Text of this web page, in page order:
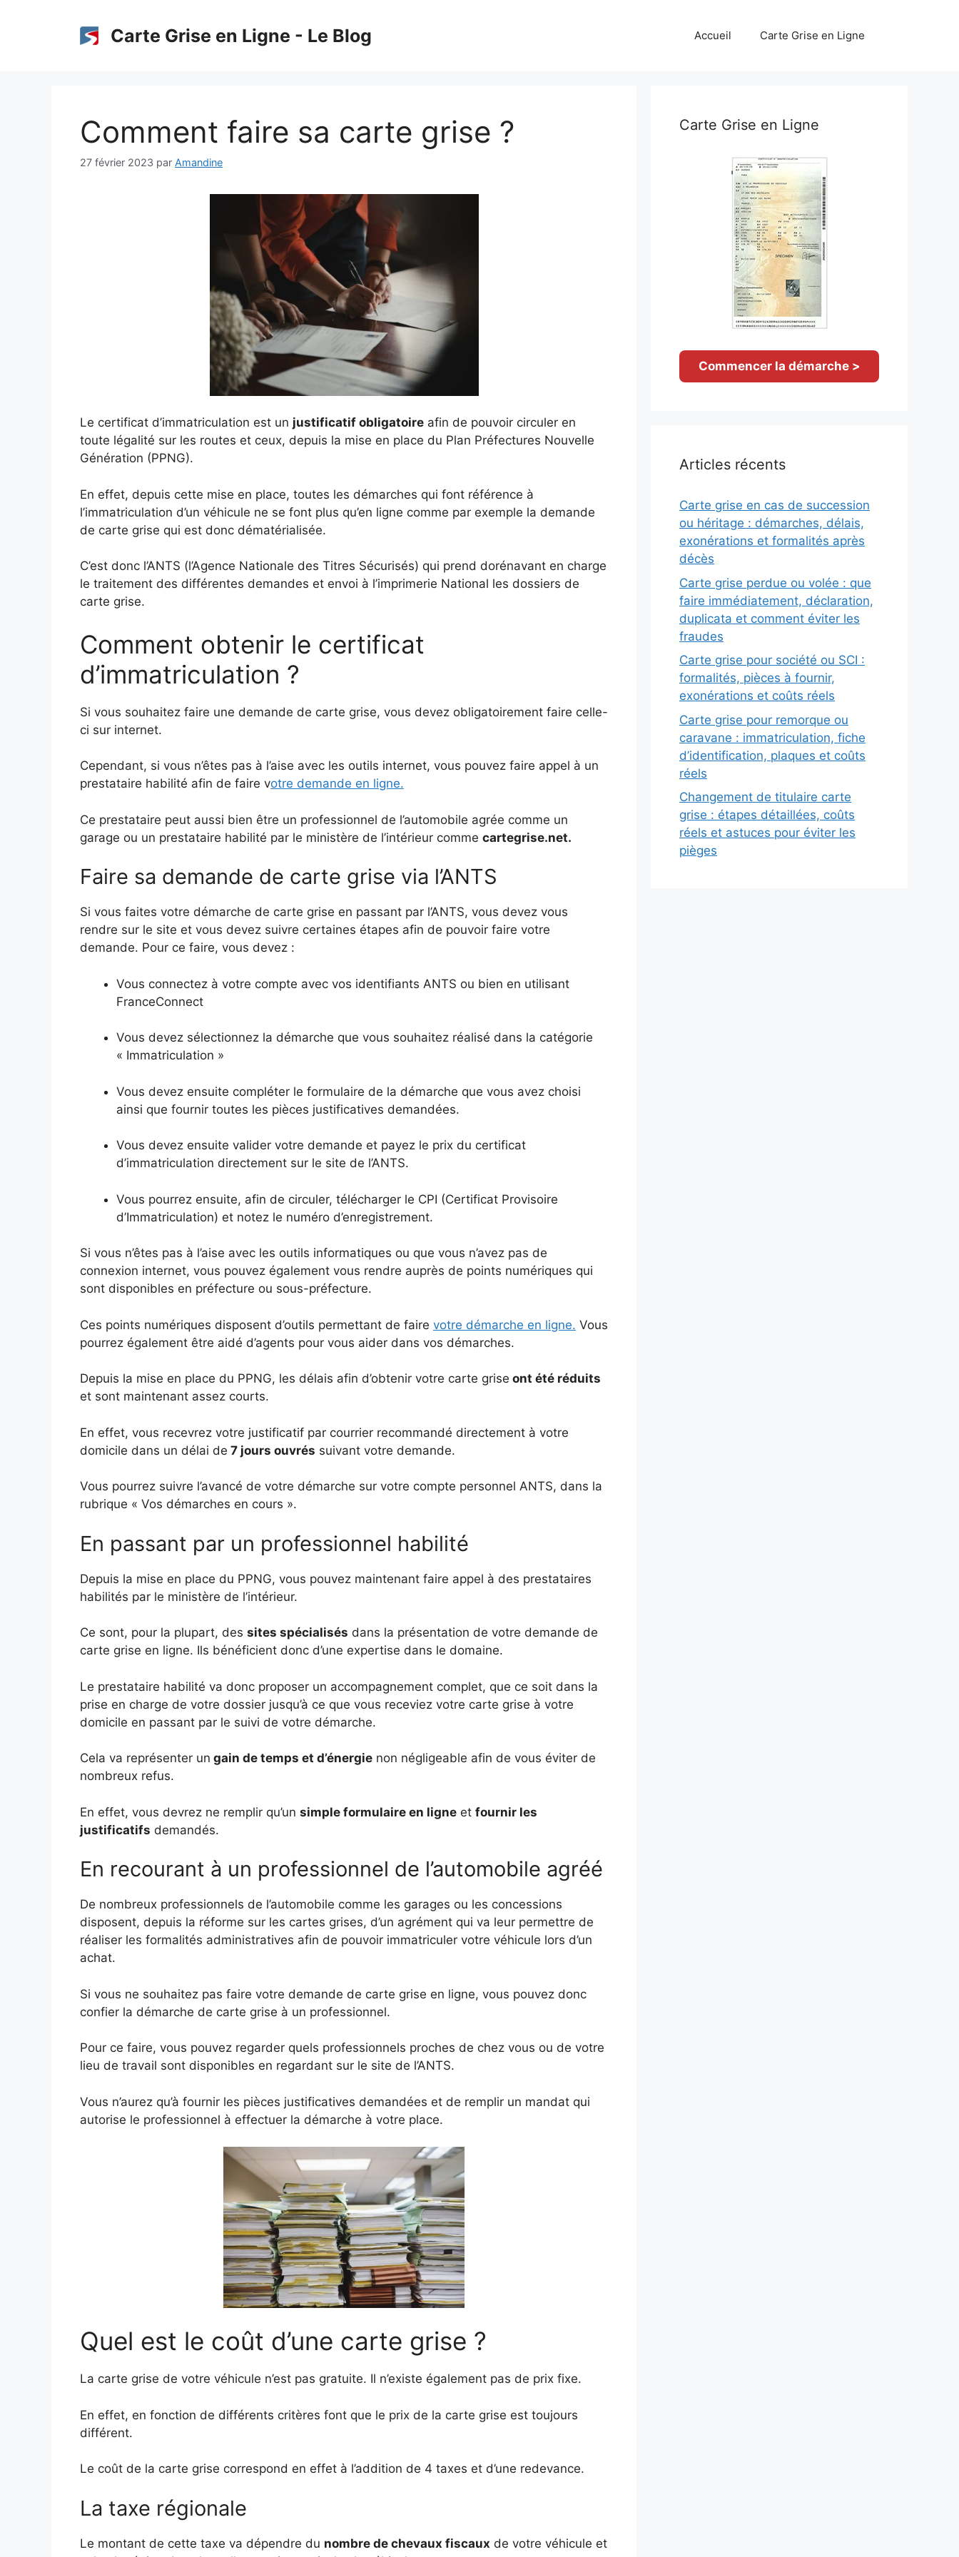
Carte Grise en Ligne - Le Blog Accueil Carte Grise en Ligne
Comment faire sa carte grise ?
27 février 2023 par Amandine
Le certificat d’immatriculation est un justificatif obligatoire afin de pouvoir circuler en
toute légalité sur les routes et ceux, depuis la mise en place du Plan Préfectures Nouvelle
Génération (PPNG).
En effet, depuis cette mise en place, toutes les démarches qui font référence à
l’immatriculation d’un véhicule ne se font plus qu’en ligne comme par exemple la demande
de carte grise qui est donc dématérialisée.
C’est donc l’ANTS (l’Agence Nationale des Titres Sécurisés) qui prend dorénavant en charge
le traitement des différentes demandes et envoi à l’imprimerie National les dossiers de
carte grise.
Comment obtenir le certificat
d’immatriculation ?
Si vous souhaitez faire une demande de carte grise, vous devez obligatoirement faire celle-
ci sur internet.
Cependant, si vous n’êtes pas à l’aise avec les outils internet, vous pouvez faire appel à un
prestataire habilité afin de faire votre demande en ligne.
Ce prestataire peut aussi bien être un professionnel de l’automobile agrée comme un
garage ou un prestataire habilité par le ministère de l’intérieur comme cartegrise.net.
Faire sa demande de carte grise via l’ANTS
Si vous faites votre démarche de carte grise en passant par l’ANTS, vous devez vous
rendre sur le site et vous devez suivre certaines étapes afin de pouvoir faire votre
demande. Pour ce faire, vous devez :
Vous connectez à votre compte avec vos identifiants ANTS ou bien en utilisant
FranceConnect
Vous devez sélectionnez la démarche que vous souhaitez réalisé dans la catégorie
« Immatriculation »
Vous devez ensuite compléter le formulaire de la démarche que vous avez choisi
ainsi que fournir toutes les pièces justificatives demandées.
Vous devez ensuite valider votre demande et payez le prix du certificat
d’immatriculation directement sur le site de l’ANTS.
Vous pourrez ensuite, afin de circuler, télécharger le CPI (Certificat Provisoire
d’Immatriculation) et notez le numéro d’enregistrement.
Si vous n’êtes pas à l’aise avec les outils informatiques ou que vous n’avez pas de
connexion internet, vous pouvez également vous rendre auprès de points numériques qui
sont disponibles en préfecture ou sous-préfecture.
Ces points numériques disposent d’outils permettant de faire votre démarche en ligne. Vous
pourrez également être aidé d’agents pour vous aider dans vos démarches.
Depuis la mise en place du PPNG, les délais afin d’obtenir votre carte grise ont été réduits
et sont maintenant assez courts.
En effet, vous recevrez votre justificatif par courrier recommandé directement à votre
domicile dans un délai de 7 jours ouvrés suivant votre demande.
Vous pourrez suivre l’avancé de votre démarche sur votre compte personnel ANTS, dans la
rubrique « Vos démarches en cours ».
En passant par un professionnel habilité
Depuis la mise en place du PPNG, vous pouvez maintenant faire appel à des prestataires
habilités par le ministère de l’intérieur.
Ce sont, pour la plupart, des sites spécialisés dans la présentation de votre demande de
carte grise en ligne. Ils bénéficient donc d’une expertise dans le domaine.
Le prestataire habilité va donc proposer un accompagnement complet, que ce soit dans la
prise en charge de votre dossier jusqu’à ce que vous receviez votre carte grise à votre
domicile en passant par le suivi de votre démarche.
Cela va représenter un gain de temps et d’énergie non négligeable afin de vous éviter de
nombreux refus.
En effet, vous devrez ne remplir qu’un simple formulaire en ligne et fournir les
justificatifs demandés.
En recourant à un professionnel de l’automobile agréé
De nombreux professionnels de l’automobile comme les garages ou les concessions
disposent, depuis la réforme sur les cartes grises, d’un agrément qui va leur permettre de
réaliser les formalités administratives afin de pouvoir immatriculer votre véhicule lors d’un
achat.
Si vous ne souhaitez pas faire votre demande de carte grise en ligne, vous pouvez donc
confier la démarche de carte grise à un professionnel.
Pour ce faire, vous pouvez regarder quels professionnels proches de chez vous ou de votre
lieu de travail sont disponibles en regardant sur le site de l’ANTS.
Vous n’aurez qu’à fournir les pièces justificatives demandées et de remplir un mandat qui
autorise le professionnel à effectuer la démarche à votre place.
Quel est le coût d’une carte grise ?
La carte grise de votre véhicule n’est pas gratuite. Il n’existe également pas de prix fixe.
En effet, en fonction de différents critères font que le prix de la carte grise est toujours
différent.
Le coût de la carte grise correspond en effet à l’addition de 4 taxes et d’une redevance.
La taxe régionale
Le montant de cette taxe va dépendre du nombre de chevaux fiscaux de votre véhicule et
Carte Grise en Ligne
Commencer la démarche >
Articles récents
Carte grise en cas de succession
ou héritage : démarches, délais,
exonérations et formalités après
décès
Carte grise perdue ou volée : que
faire immédiatement, déclaration,
duplicata et comment éviter les
fraudes
Carte grise pour société ou SCI :
formalités, pièces à fournir,
exonérations et coûts réels
Carte grise pour remorque ou
caravane : immatriculation, fiche
d’identification, plaques et coûts
réels
Changement de titulaire carte
grise : étapes détaillées, coûts
réels et astuces pour éviter les
pièges